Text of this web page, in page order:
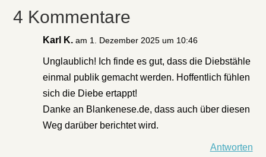
4 Kommentare
Karl K. am 1. Dezember 2025 um 10:46
Unglaublich! Ich finde es gut, dass die Diebstähle
einmal publik gemacht werden. Hoffentlich fühlen
sich die Diebe ertappt!
Danke an Blankenese.de, dass auch über diesen
Weg darüber berichtet wird.
Antworten